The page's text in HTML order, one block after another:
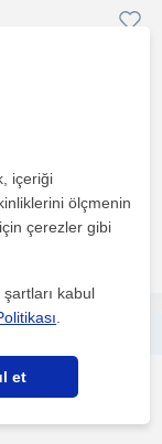
içeriği
ölçmenin
çerezler gibi
kabul
et